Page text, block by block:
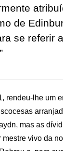
de
se referir
rendeu-lhe um
mas as
vivo da